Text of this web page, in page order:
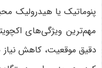
پنوماتیک یا هیدرولیک
مهم‌ترین ویژگی‌های
دقیق موقعیت، کاهش نیاز